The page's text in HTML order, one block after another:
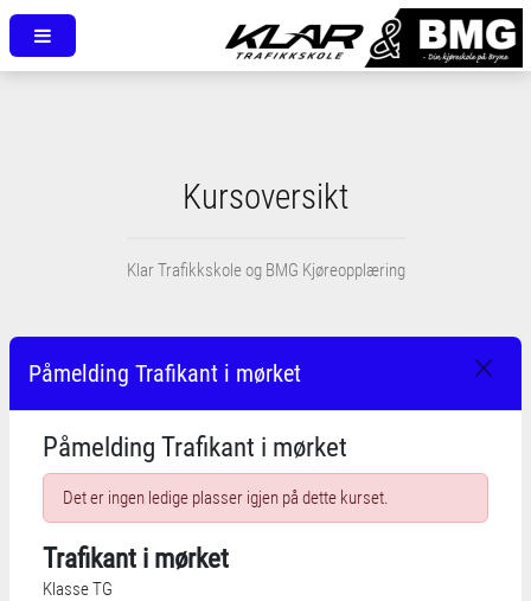
Kursoversikt
Klar Trafikkskole og BMG Kjøreopplæring
Påmelding Trafikant i mørket
Påmelding Trafikant i mørket
Det er ingen ledige plasser igjen på dette kurset.
Trafikant i mørket
Klasse TG